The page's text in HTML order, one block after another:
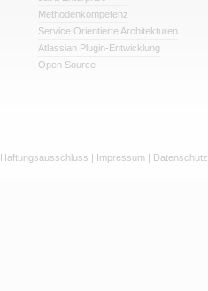
Methodenkompetenz
Service Orientierte Architekturen
Atlassian Plugin-Entwicklung
Open Source
Haftungsausschluss | Impressum | Datenschutz